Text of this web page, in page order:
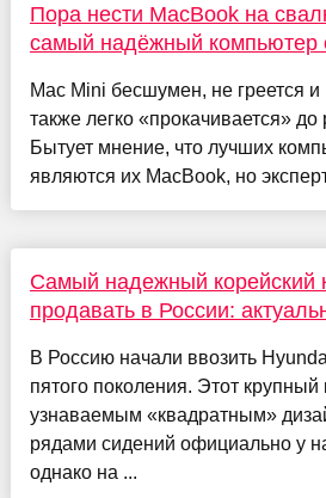
Пора нести MacBook на
самый надёжный компьютер
Mac Mini бесшумен, не греется и
также легко «прокачивается» до
Бытует мнение, что лучших
являются их MacBook, но
Самый надежный корейский
продавать в России:
В Россию начали ввозить
пятого поколения. Этот крупный
узнаваемым «квадратным»
рядами сидений официально у
однако на ...